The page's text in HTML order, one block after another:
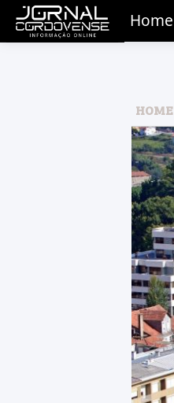
Home
HOME